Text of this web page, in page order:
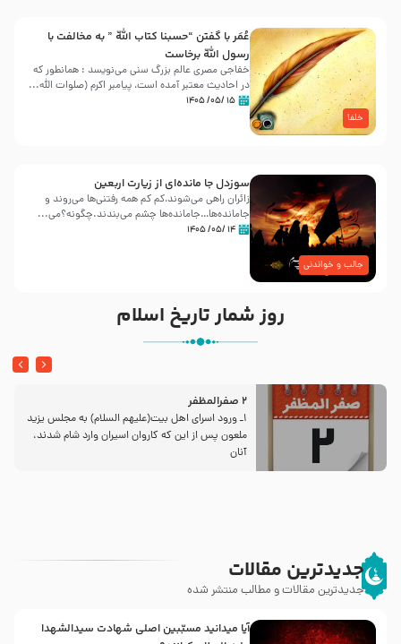
خلفا
عُمَر با گفتن “حسبنا كتاب اللّه ” به مخالفت با
رسول اللّه برخاست
خفاجی مصری عالم بزرگ سنی می‌نویسد : همانطور که
در احادیث معتبر آمده است، پیامبر اکرم (صلوات اللّه...
۱۵ /۰۵/ ۱۴۰۵
جالب و خواندنی
سوزدل جا مانده‌ای از زیارت اربعین
زائران راهی می‌شوند،کم‌ کم همه رفتنی‌ها می‌روند و
جامانده‌ها…جامانده‌ها چشم می‌بندند.چگونه؟می‌...
۱۴ /۰۵/ ۱۴۰۵
روز شمار تاریخ اسلام
2 صفرالمظفر
1ـ ورود اسراى اهل بیت‌(علیهم السلام) به مجلس یزید
ملعون پس از این كه كاروان اسیران وارد شام شدند،
آنان
جدیدترین مقالات
جدیدترین مقالات و مطالب منتشر شده
آیا میدانید مسبّبین اصلی شهادت سیدالشهدا